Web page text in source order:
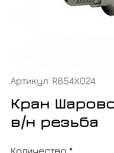
Артикул: R854X024
Кран
в/н резьба
Количество *